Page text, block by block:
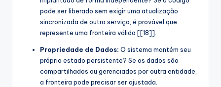
pode ser liberado sem exigir uma atualização
sincronizada de outro serviço, é provável que
represente uma fronteira válida [[18]].
Propriedade de Dados: O sistema mantém seu
próprio estado persistente? Se os dados são
compartilhados ou gerenciados por outra entidade,
a fronteira pode precisar ser ajustada.